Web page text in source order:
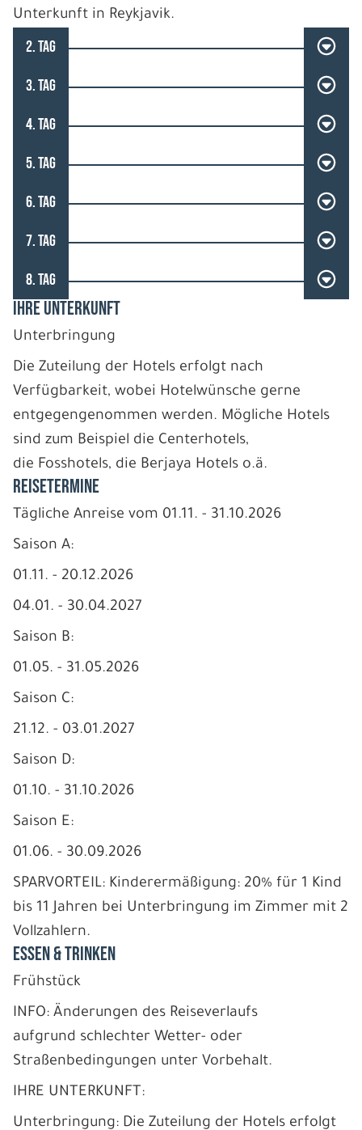
Unterkunft in Reykjavik.
2. TAG
3. TAG
4. TAG
5. TAG
6. TAG
7. TAG
8. TAG
IHRE UNTERKUNFT
Unterbringung
Die Zuteilung der Hotels erfolgt nach
Verfügbarkeit, wobei Hotelwünsche gerne
entgegengenommen werden. Mögliche Hotels
sind zum Beispiel die Centerhotels,
die Fosshotels, die Berjaya Hotels o.ä.
REISETERMINE
Tägliche Anreise vom 01.11. - 31.10.2026
Saison A:
01.11. - 20.12.2026
04.01. - 30.04.2027
Saison B:
01.05. - 31.05.2026
Saison C:
21.12. - 03.01.2027
Saison D:
01.10. - 31.10.2026
Saison E:
01.06. - 30.09.2026
SPARVORTEIL: Kinderermäßigung: 20% für 1 Kind
bis 11 Jahren bei Unterbringung im Zimmer mit 2
Vollzahlern.
ESSEN & TRINKEN
Frühstück
INFO: Änderungen des Reiseverlaufs
aufgrund schlechter Wetter- oder
Straßenbedingungen unter Vorbehalt.
IHRE UNTERKUNFT:
Unterbringung: Die Zuteilung der Hotels erfolgt